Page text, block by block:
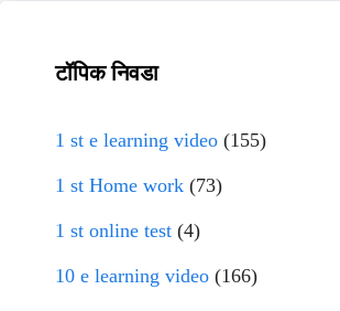
टॉपिक निवडा
1 st e learning video (155)
1 st Home work (73)
1 st online test (4)
10 e learning video (166)